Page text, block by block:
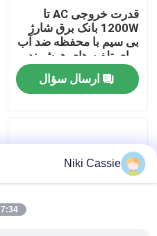
تور کارخانه
کنترل کیفیت
با ما تماس بگیرید
درخواست نقل قول
قدرت خروجی AC تا
1200W بانک برق شارژ
بی سیم با محفظه ضد آب
برای تلفن های هوشمند
ارسال سؤال
Niki Cassie
7:34 AM